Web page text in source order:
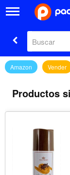
Amazon Vender
Productos